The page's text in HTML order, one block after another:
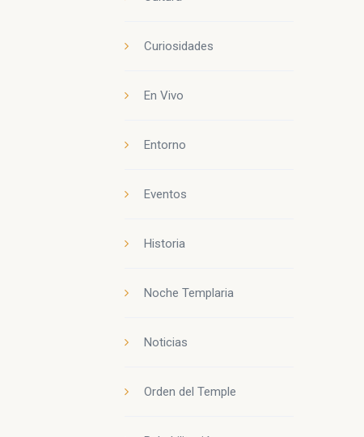
Curiosidades
En Vivo
Entorno
Eventos
Historia
Noche Templaria
Noticias
Orden del Temple